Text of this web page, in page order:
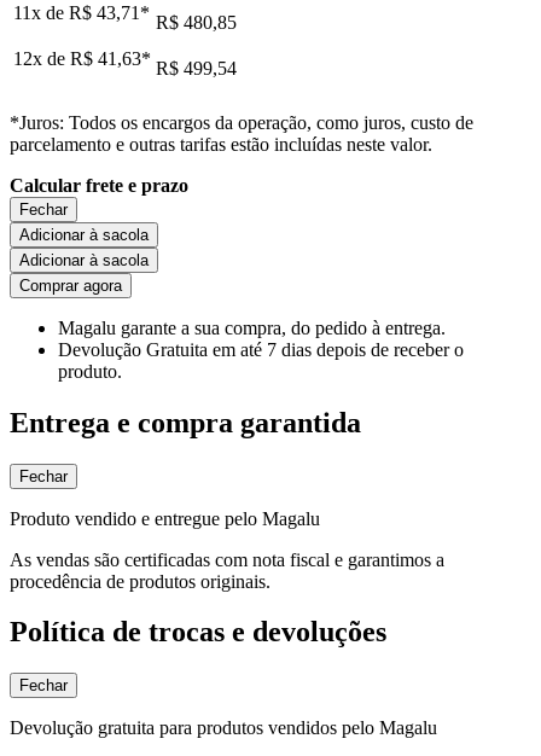
11x de R$ 43,71 * R$ 480,85
12x de R$ 41,63* R$ 499,54
*Juros: Todos os encargos da operação, como juros, custo de
parcelamento e outras tarifas estão incluídas neste valor.
Calcular frete e prazo
Fechar
Adicionar à sacola
Adicionar à sacola
Comprar agora
Magalu garante a sua compra, do pedido à entrega.
Devolução Gratuita em até 7 dias depois de receber o
produto.
Entrega e compra garantida
Fechar
Produto vendido e entregue pelo Magalu
As vendas são certificadas com nota fiscal e garantimos a
procedência de produtos originais.
Política de trocas e devoluções
Fechar
Devolução gratuita para produtos vendidos pelo Magalu